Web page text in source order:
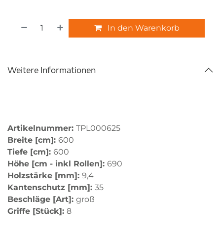
In den Warenkorb
Weitere Informationen
Artikelnummer: TPL000625
Breite [cm]: 600
Tiefe [cm]: 600
Höhe [cm - inkl Rollen]: 690
Holzstärke [mm]: 9,4
Kantenschutz [mm]: 35
Beschläge [Art]: groß
Griffe [Stück]: 8